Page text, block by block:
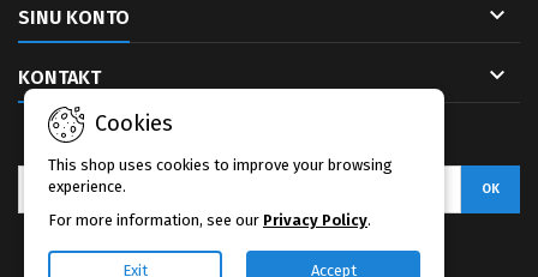
SINU KONTO 
KONTAKT 
Cookies
This shop uses cookies to improve your browsing
experience.
For more information, see our Privacy Policy.
Exit Accept
Facebook